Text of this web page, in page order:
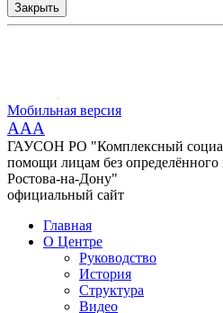
Закрыть
Мобильная версия
AAA
ГАУСОН РО "Комплексный
помощи лицам без определённого
Ростова-на-Дону"
официальный сайт
Главная
О Центре
Руководство
История
Структура
Видео